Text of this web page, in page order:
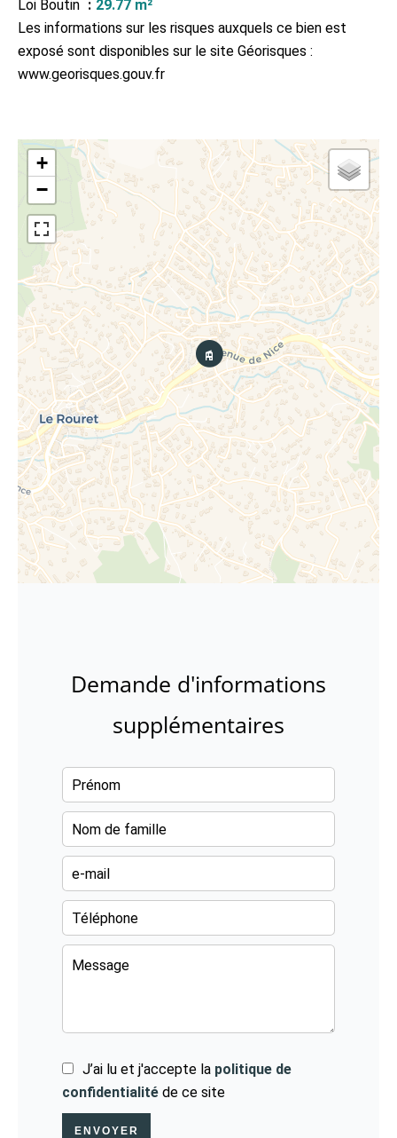
Loi Boutin
29.77 m²
Les informations sur les risques auxquels ce bien est
exposé sont disponibles sur le site Géorisques :
www.georisques.gouv.fr
+
−
Demande d'informations
supplémentaires
J’ai lu et j'accepte la politique de
confidentialité de ce site
ENVOYER